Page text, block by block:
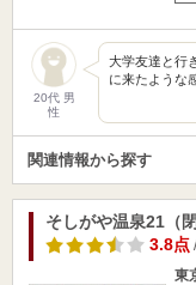
20代 男
性
大学友達と行
に来たような
関連情報から探す
そしがや温泉21（
3.8点/
東